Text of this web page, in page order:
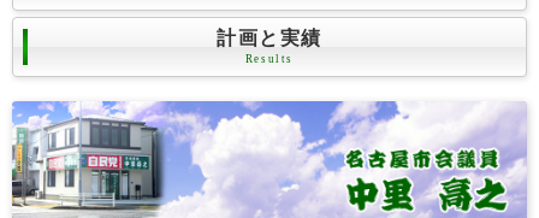
計画と実績
Results